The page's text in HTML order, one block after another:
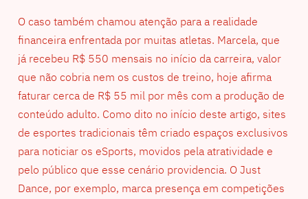
O caso também chamou atenção para a realidade
financeira enfrentada por muitas atletas. Marcela, que
já recebeu R$ 550 mensais no início da carreira, valor
que não cobria nem os custos de treino, hoje afirma
faturar cerca de R$ 55 mil por mês com a produção de
conteúdo adulto. Como dito no início deste artigo, sites
de esportes tradicionais têm criado espaços exclusivos
para noticiar os eSports, movidos pela atratividade e
pelo público que esse cenário providencia. O Just
Dance, por exemplo, marca presença em competições